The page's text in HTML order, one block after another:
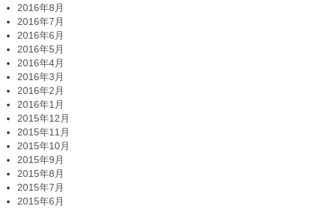
2016年8月
2016年7月
2016年6月
2016年5月
2016年4月
2016年3月
2016年2月
2016年1月
2015年12月
2015年11月
2015年10月
2015年9月
2015年8月
2015年7月
2015年6月